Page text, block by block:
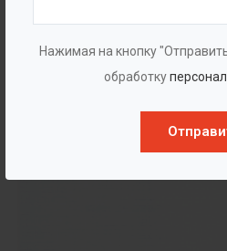
Нажимая на кнопку
обработку
Евразийский